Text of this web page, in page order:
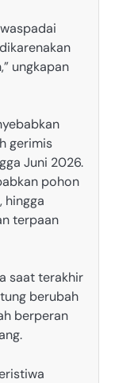
ungkapan
gerimis
Juni 2026.
pohon
hingga
terpaan
saat terakhir
berubah
berperan